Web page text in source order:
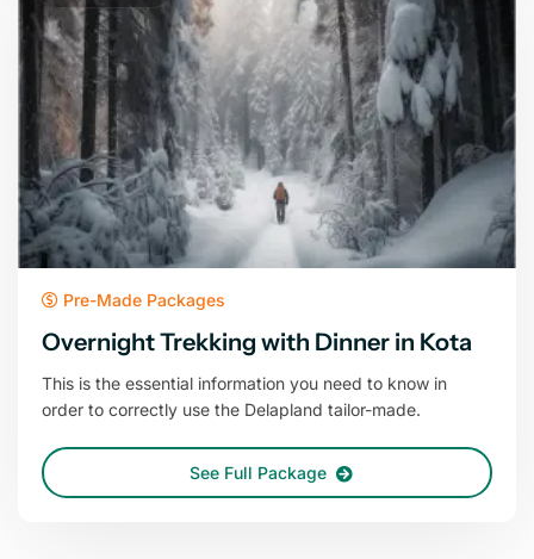
Pre-Made Packages
Overnight Trekking with Dinner in Kota
This is the essential information you need to know in
order to correctly use the Delapland tailor-made.
See Full Package